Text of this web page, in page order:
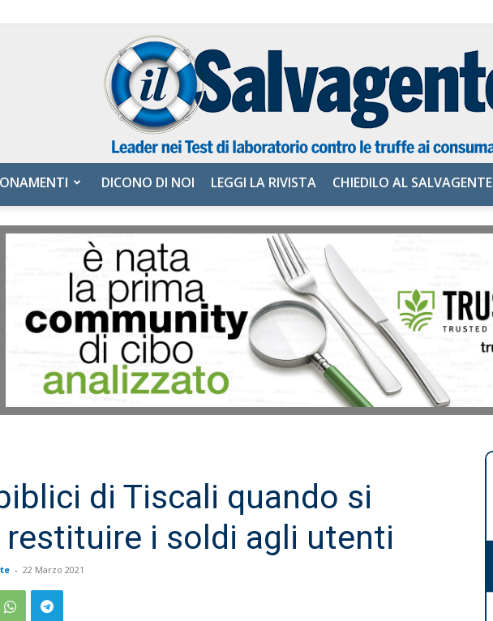
Salvagente
DICONO DI NOI LEGGI LA RIVISTA CHIEDILO AL SALVAGENTE
di Tiscali quando si
i soldi agli utenti
- 22 Marzo 2021